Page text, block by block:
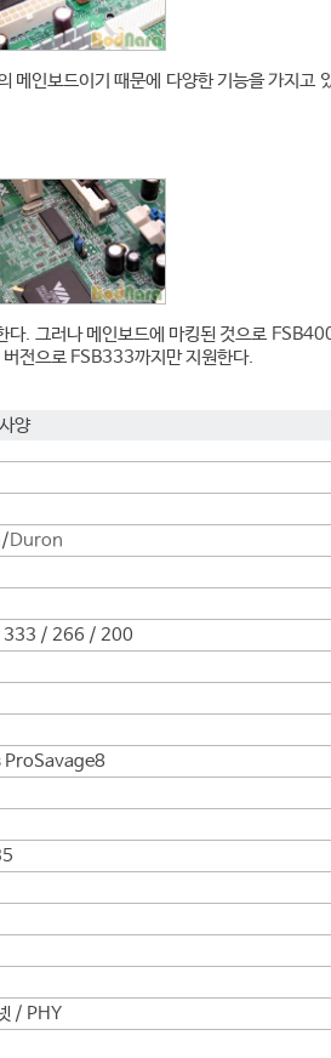
인보드이기 때문에 다양한 기능을 가지고
. 그러나 메인보드에 마킹된 것으로
전으로 FSB333까지만 지원한다.
양
/Duron
333 / 266 / 200
ProSavage8
/ PHY